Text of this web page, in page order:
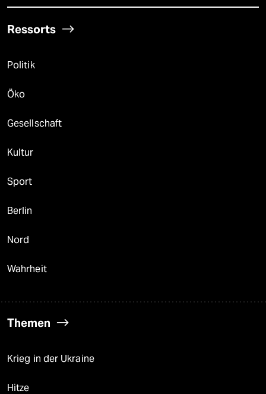
Ressorts
Politik
Öko
Gesellschaft
Kultur
Sport
Berlin
Nord
Wahrheit
Themen
Krieg in der Ukraine
Hitze